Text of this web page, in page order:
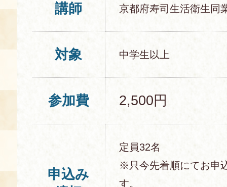
講師 京都府寿司生活衛生同
対象 中学生以上
参加費 2,500円
申込み
定員32名
※只今先着順にてお申
す。